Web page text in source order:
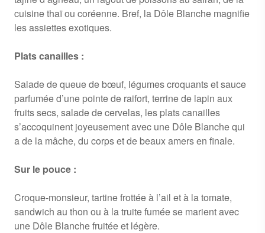
cuisine thaï ou coréenne. Bref, la Dôle Blanche magnifie
les assiettes exotiques.
Plats canailles :
Salade de queue de bœuf, légumes croquants et sauce
parfumée d’une pointe de raifort, terrine de lapin aux
fruits secs, salade de cervelas, les plats canailles
s’accoquinent joyeusement avec une Dôle Blanche qui
a de la mâche, du corps et de beaux amers en finale.
Sur le pouce :
Croque-monsieur, tartine frottée à l’ail et à la tomate,
sandwich au thon ou à la truite fumée se marient avec
une Dôle Blanche fruitée et légère.